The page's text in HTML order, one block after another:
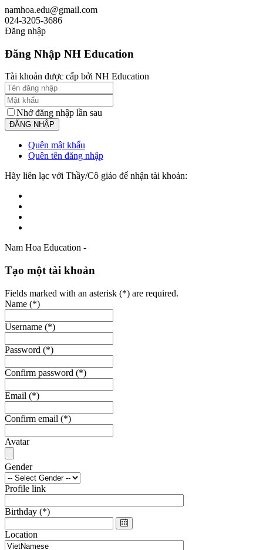
namhoa.edu@gmail.com
024-3205-3686
Đăng nhập
Đăng Nhập NH Education
Tài khoản được cấp bởi NH Education
Nhớ đăng nhập lần sau
Quên mật khẩu
Quên tên đăng nhập
Hãy liên lạc với Thầy/Cô giáo để nhận tài khoản:
Nam Hoa Education -
Tạo một tài khoản
Fields marked with an asterisk (*) are required.
Name (*)
Username (*)
Password (*)
Confirm password (*)
Email (*)
Confirm email (*)
Avatar
Gender
Profile link
Birthday (*)
Location